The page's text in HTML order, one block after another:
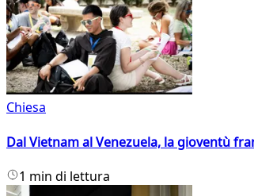
Chiesa
Dal Vietnam al Venezuela, la gioventù
1 min di lettura